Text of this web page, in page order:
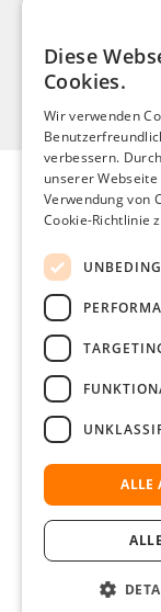
© 2026
Diese
Cookies.
Wir verwenden
verbessern.
unserer
Verwendung von
Cookie-Richtlinie
ALLE